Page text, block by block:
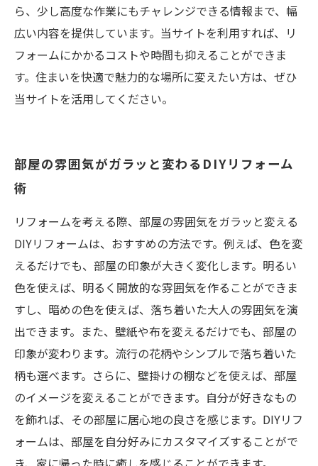
ら、少し高度な作業にもチャレンジできる情報まで、幅
広い内容を提供しています。当サイトを利用すれば、リ
フォームにかかるコストや時間も抑えることができま
す。住まいを快適で魅力的な場所に変えたい方は、ぜひ
当サイトを活用してください。
部屋の雰囲気がガラッと変わるDIYリフォーム
術
リフォームを考える際、部屋の雰囲気をガラッと変える
DIYリフォームは、おすすめの方法です。例えば、色を変
えるだけでも、部屋の印象が大きく変化します。明るい
色を使えば、明るく開放的な雰囲気を作ることができま
すし、暗めの色を使えば、落ち着いた大人の雰囲気を演
出できます。また、壁紙や布を変えるだけでも、部屋の
印象が変わります。流行の花柄やシンプルで落ち着いた
柄も選べます。さらに、壁掛けの棚などを使えば、部屋
のイメージを変えることができます。自分が好きなもの
を飾れば、その部屋に居心地の良さを感じます。DIYリフ
ォームは、部屋を自分好みにカスタマイズすることがで